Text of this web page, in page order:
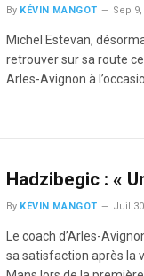
By KÉVIN MANGOT Sep 9,
Michel Estevan,
retrouver sur sa route
Arles-Avignon à
Hadzibegic : «
By KÉVIN MANGOT Juil
Le coach d’Arles-
sa satisfaction après la